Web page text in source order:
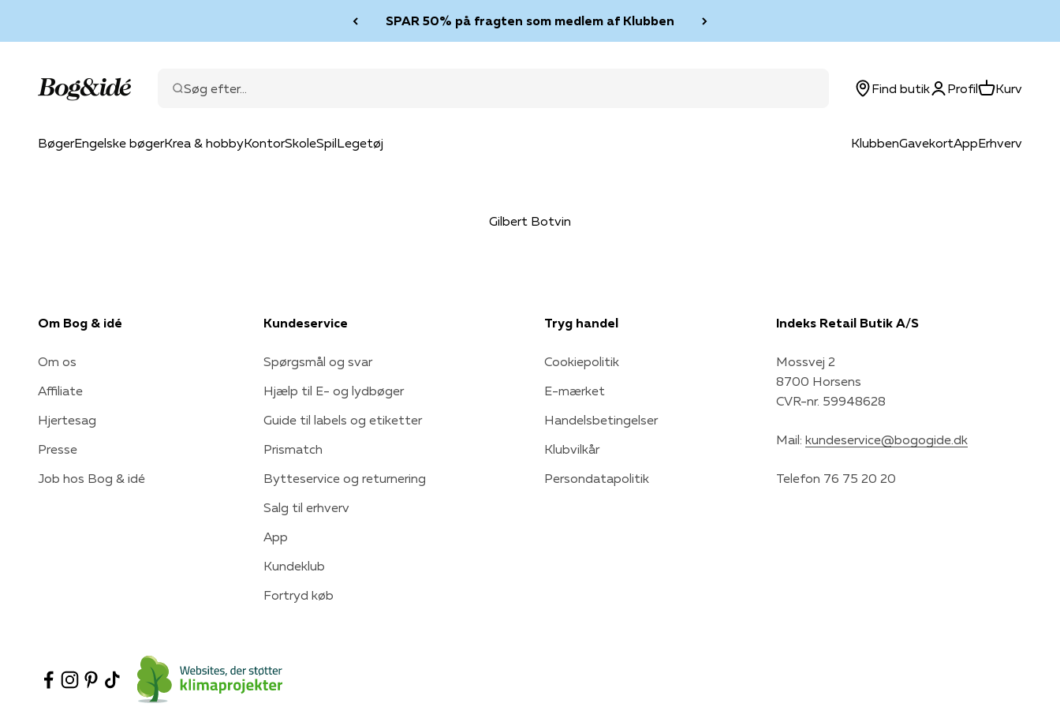
SPAR 50% på fragten som medlem af Klubben
BøgerEngelske bøgerKrea & hobbyKontorSkoleSpilLegetøj KlubbenGavekortAppErhverv
Søg efter...
Bog & idé Find butikLog ind
ProfilKurvKurv
Gilbert Botvin
Om Bog & idé
Om os
Affiliate
Hjertesag
Presse
Job hos Bog & idé
Kundeservice
Spørgsmål og svar
Hjælp til E- og lydbøger
Guide til labels og etiketter
Prismatch
Bytteservice og returnering
Salg til erhverv
App
Kundeklub
Fortryd køb
Tryg handel
Cookiepolitik
E-mærket
Handelsbetingelser
Klubvilkår
Persondatapolitik
Indeks Retail Butik A/S
Mossvej 2
8700 Horsens
CVR-nr. 59948628
Mail: kundeservice@bogogide.dk
Telefon 76 75 20 20